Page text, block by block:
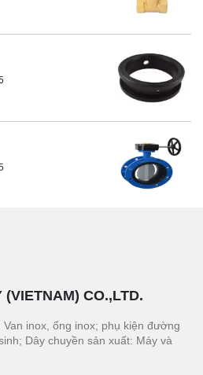
(VIETNAM) CO.,LTD.
Van inox, ống inox; phụ kiện đường
Dây chuyền sản xuất: Máy và